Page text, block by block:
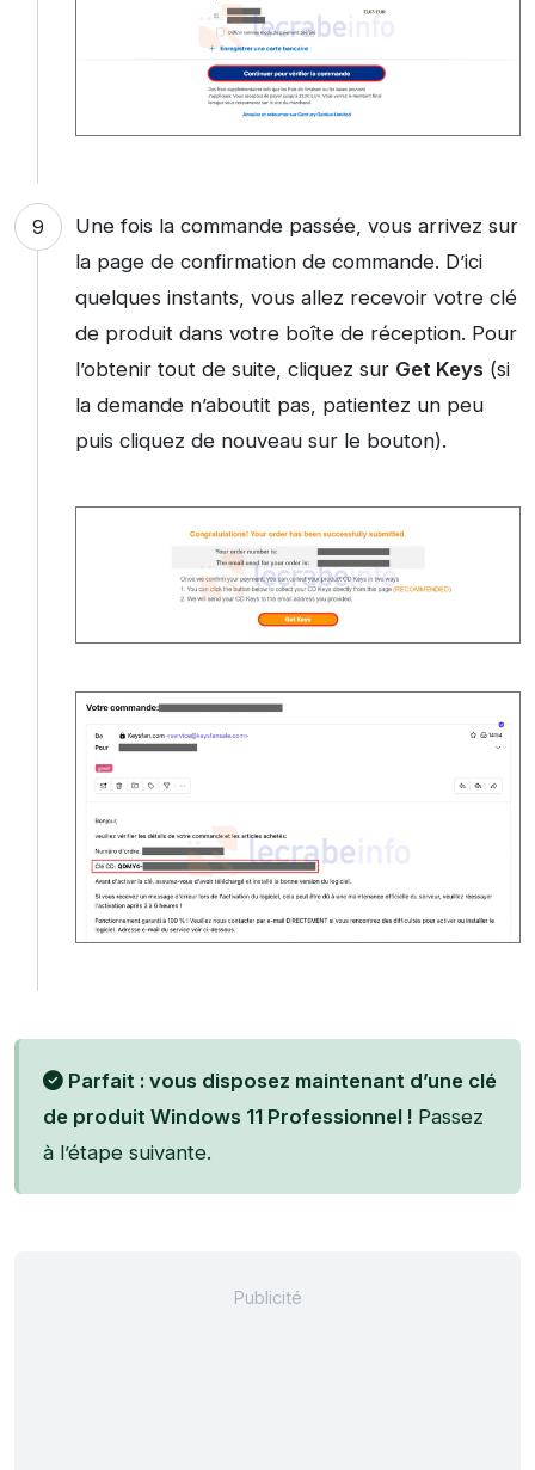
Une fois la commande passée, vous arrivez sur
la page de confirmation de commande. D’ici
quelques instants, vous allez recevoir votre clé
de produit dans votre boîte de réception. Pour
l’obtenir tout de suite, cliquez sur Get Keys(si
la demande n’aboutit pas, patientez un peu
puis cliquez de nouveau sur le bouton).
Parfait : vous disposez maintenant d’une clé
de produit Windows 11 Professionnel ! Passez
à l’étape suivante.